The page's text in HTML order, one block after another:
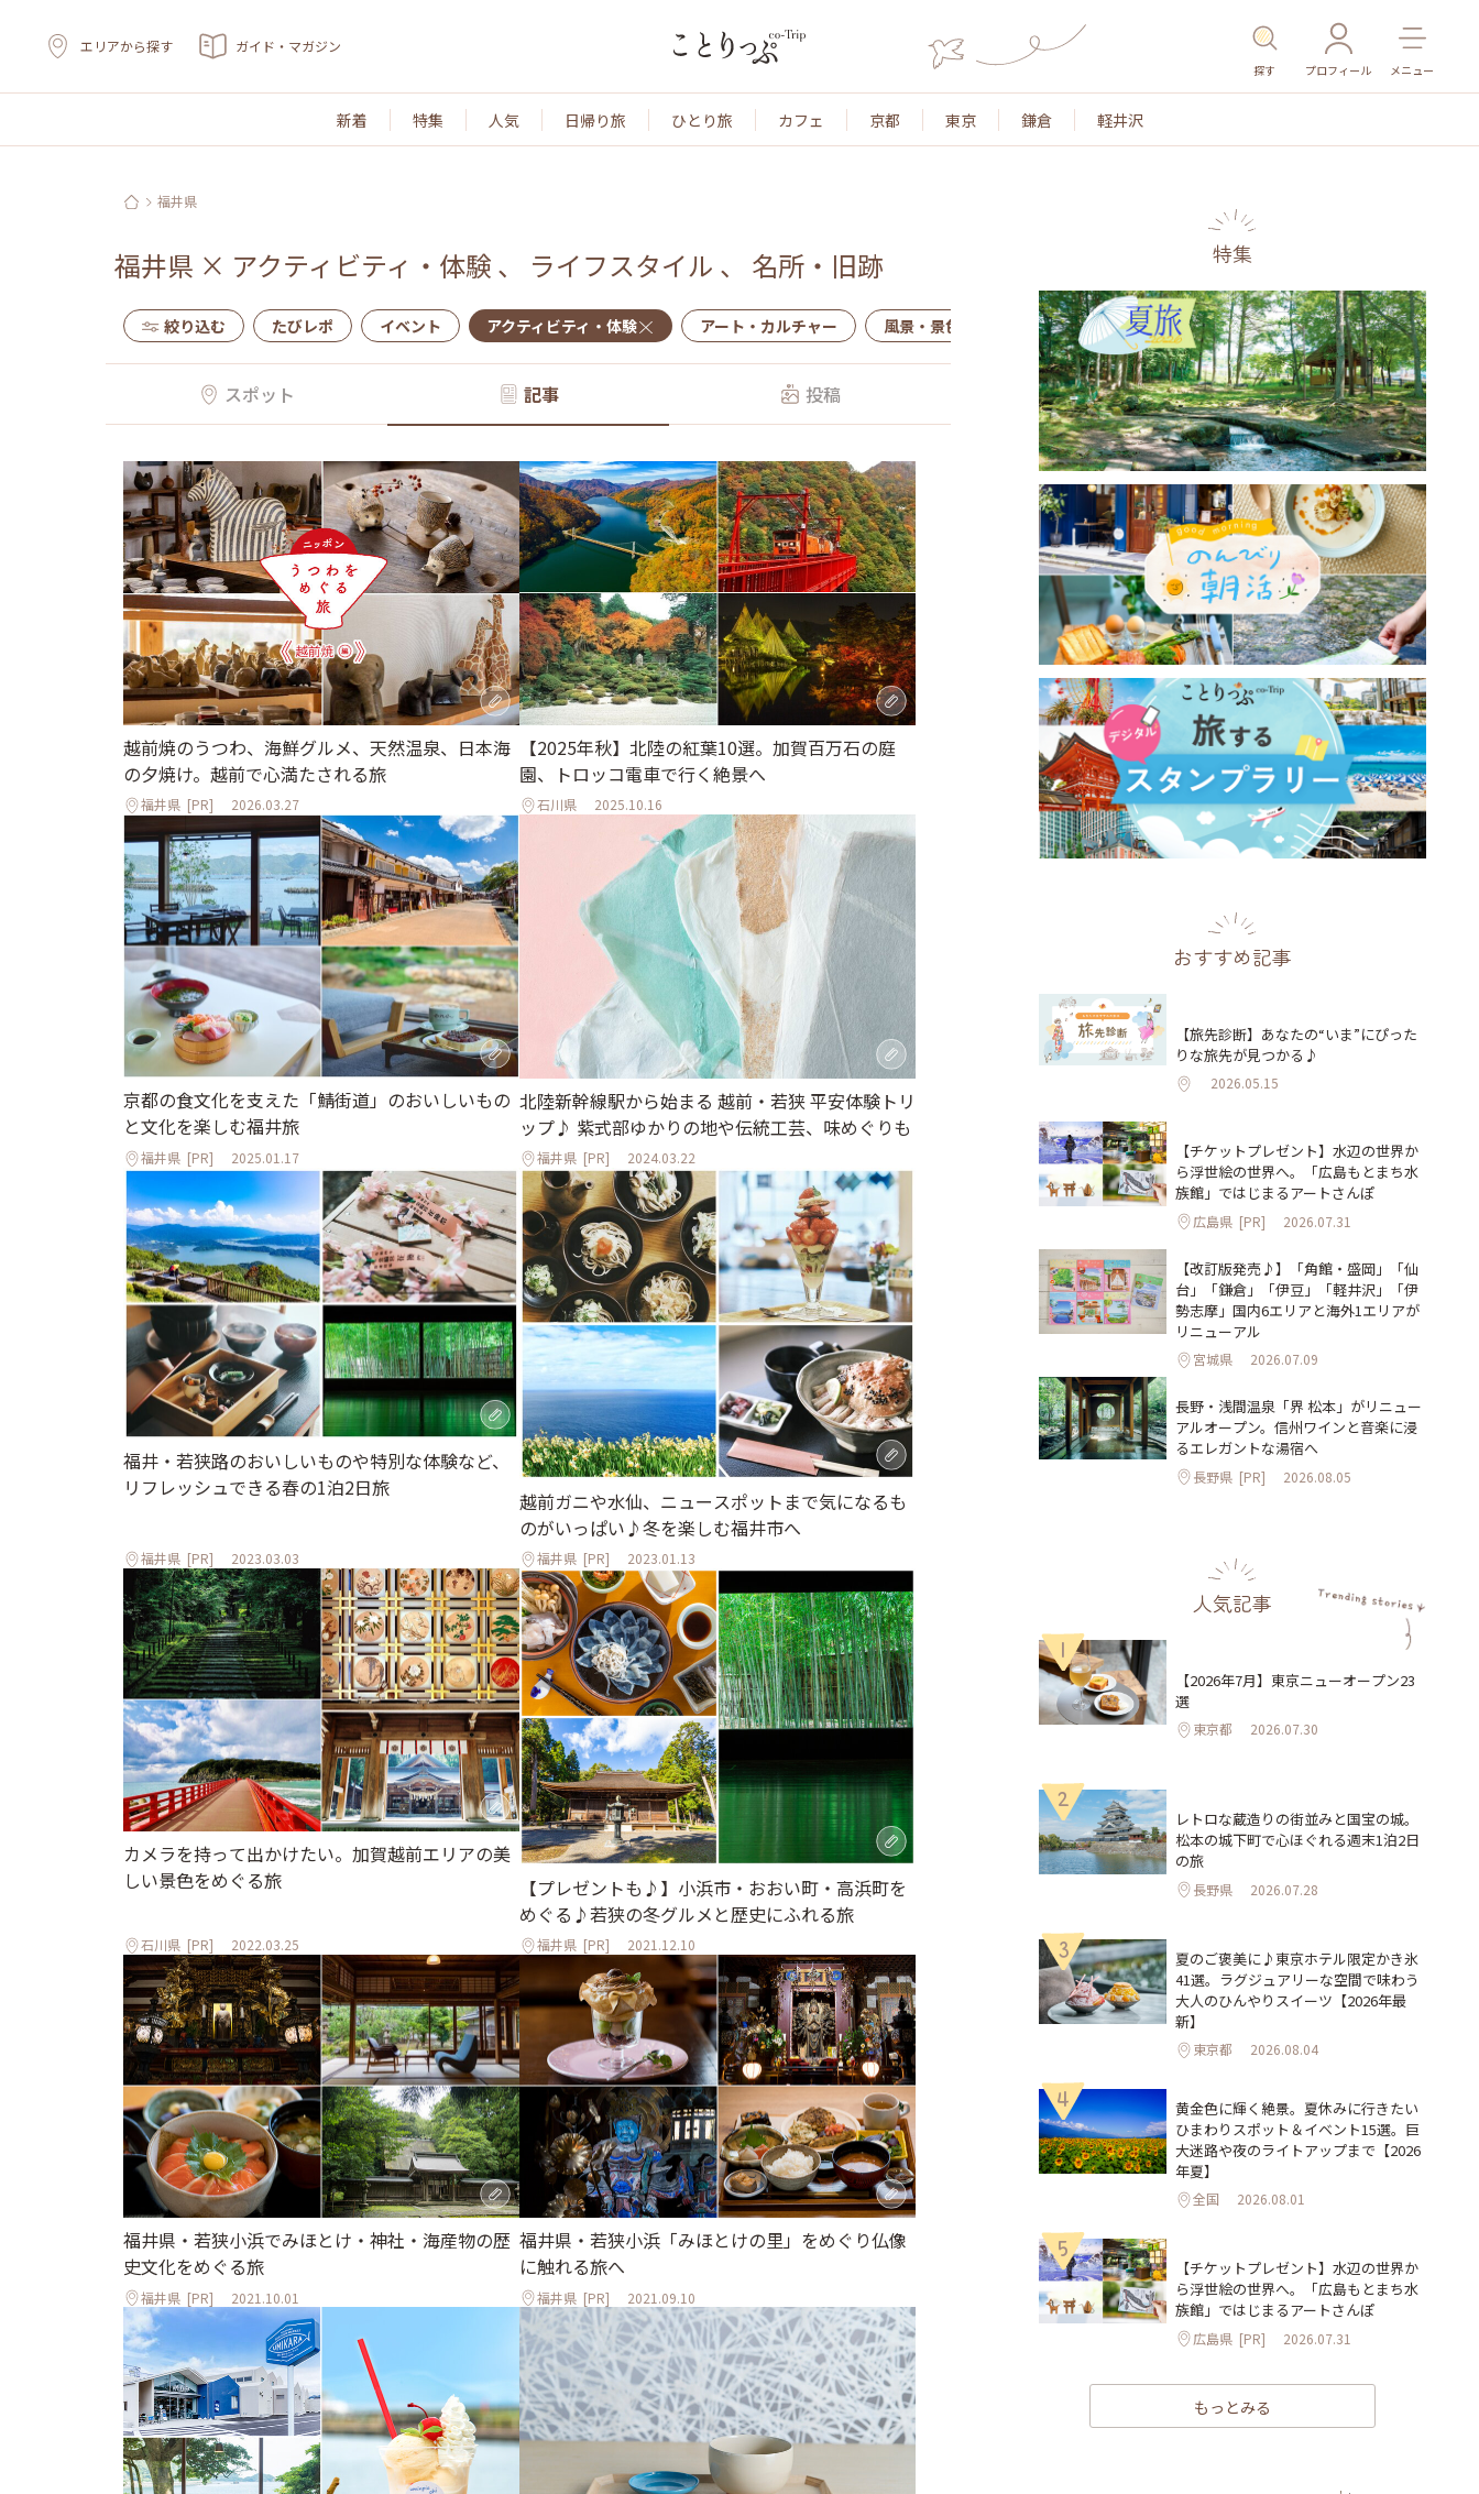
エリアから探す ガイド・マガジン
探す プロフィール メニュー
新着 特集 人気 日帰り旅 ひとり旅 カフェ 京都 東京 鎌倉 軽井沢
福井県
福井県 × アクティビティ・体験 、 ライフスタイル 、 名所・旧跡
絞り込む たびレポ イベント アクティビティ・体験 アート・カルチャー 風景・景色 名所・旧跡 温泉・スパ その他施設 ごはん
スポット 記事 投稿
越前焼のうつわ、海鮮グルメ、天然温泉、日本海
の夕焼け。越前で心満たされる旅
福井県 [PR] 2026.03.27
【2025年秋】北陸の紅葉10選。加賀百万石の庭
園、トロッコ電車で行く絶景へ
石川県 2025.10.16
京都の食文化を支えた「鯖街道」のおいしいもの
と文化を楽しむ福井旅
福井県 [PR] 2025.01.17
北陸新幹線駅から始まる 越前・若狭 平安体験トリ
ップ♪ 紫式部ゆかりの地や伝統工芸、味めぐりも
福井県 [PR] 2024.03.22
福井・若狭路のおいしいものや特別な体験など、
リフレッシュできる春の1泊2日旅
福井県 [PR] 2023.03.03
越前ガニや水仙、ニュースポットまで気になるも
のがいっぱい♪冬を楽しむ福井市へ
福井県 [PR] 2023.01.13
カメラを持って出かけたい。加賀越前エリアの美
しい景色をめぐる旅
石川県 [PR] 2022.03.25
【プレゼントも♪】小浜市・おおい町・高浜町を
めぐる♪若狭の冬グルメと歴史にふれる旅
福井県 [PR] 2021.12.10
福井県・若狭小浜でみほとけ・神社・海産物の歴
史文化をめぐる旅
福井県 [PR] 2021.10.01
福井県・若狭小浜「みほとけの里」をめぐり仏像
に触れる旅へ
福井県 [PR] 2021.09.10
特集
おすすめ記事
【旅先診断】あなたの“いま”にぴった
りな旅先が見つかる♪
2026.05.15
【チケットプレゼント】水辺の世界か
ら浮世絵の世界へ。「広島もとまち水
族館」ではじまるアートさんぽ
広島県 [PR] 2026.07.31
【改訂版発売♪】「角館・盛岡」「仙
台」「鎌倉」「伊豆」「軽井沢」「伊
勢志摩」国内6エリアと海外1エリアが
リニューアル
宮城県 2026.07.09
長野・浅間温泉「界 松本」がリニュー
アルオープン。信州ワインと音楽に浸
るエレガントな湯宿へ
長野県 [PR] 2026.08.05
人気記事
1
【2026年7月】東京ニューオープン23
選
東京都 2026.07.30
2
レトロな蔵造りの街並みと国宝の城。
松本の城下町で心ほぐれる週末1泊2日
の旅
長野県 2026.07.28
3
夏のご褒美に♪東京ホテル限定かき氷
41選。ラグジュアリーな空間で味わう
大人のひんやりスイーツ【2026年最
新】
東京都 2026.08.04
4
黄金色に輝く絶景。夏休みに行きたい
ひまわりスポット＆イベント15選。巨
大迷路や夜のライトアップまで【2026
年夏】
全国 2026.08.01
5
【チケットプレゼント】水辺の世界か
ら浮世絵の世界へ。「広島もとまち水
族館」ではじまるアートさんぽ
広島県 [PR] 2026.07.31
もっとみる